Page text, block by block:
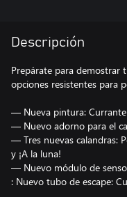
Descripción
Prepárate para demostrar
opciones resistentes para
— Nueva pintura:
— Nuevo adorno para el
— Tres nuevas calandras:
y ¡A la luna!
— Nuevo módulo de
: Nuevo tubo de escape: